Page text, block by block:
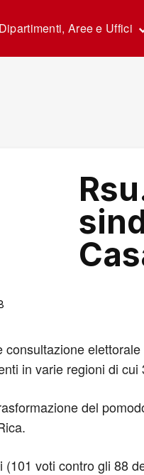
Dipartimenti, Aree e Uffici
in varie regioni di
del
voti contro gli 88